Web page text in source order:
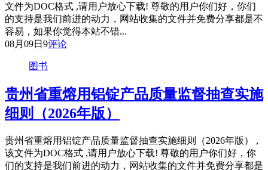
文件为DOC格式 ,请用户放心下载! 尊敬的用户你们好，你们
的支持是我们前进的动力，网站收集的文件并免费分享都是不
容易，如果你觉得本站不错...
08月09日 9评论
图书
贵州省重熔用铝锭产品质量监督抽查实施
细则（2026年版）
贵州省重熔用铝锭产品质量监督抽查实施细则（2026年版） ,
该文件为DOC格式 ,请用户放心下载! 尊敬的用户你们好，你
们的支持是我们前进的动力，网站收集的文件并免费分享都是